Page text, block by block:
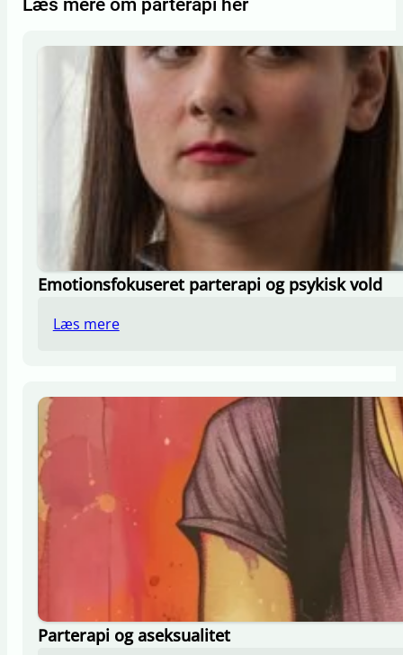
Læs mere om parterapi her
Emotionsfokuseret parterapi og psykisk vold
Læs mere
Parterapi og aseksualitet